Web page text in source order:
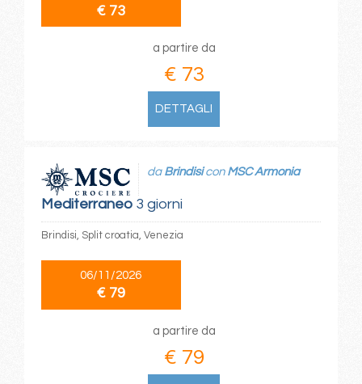
€ 73
a partire da
€ 73
DETTAGLI
Mediterraneo3 giorni
da Brindisicon MSC Armonia
Brindisi, Split croatia, Venezia
06/11/2026
€ 79
a partire da
€ 79